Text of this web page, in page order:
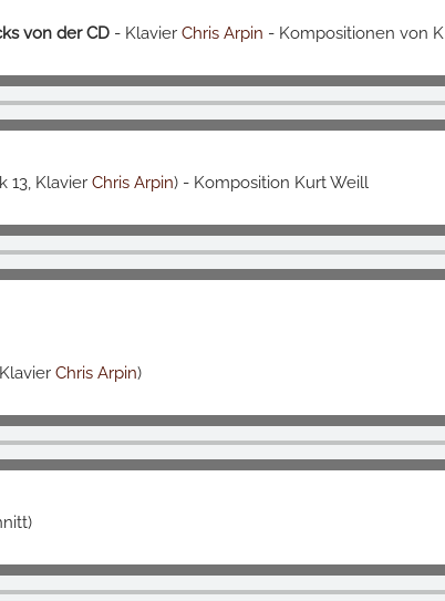
von der CD - Klavier Chris Arpin - Kompositionen von
13, Klavier Chris Arpin) - Komposition Kurt Weill
Chris Arpin)